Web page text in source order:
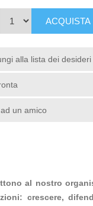
ACQUISTA
alla lista dei desideri
un amico
al nostro
crescere,